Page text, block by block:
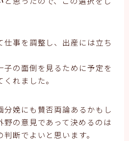
仕事を調整し、出産には立ち
子の面倒を見るために予定を
れました。
分娩にも賛否両論あるかもし
野の意見であって決めるのは
断でよいと思います。